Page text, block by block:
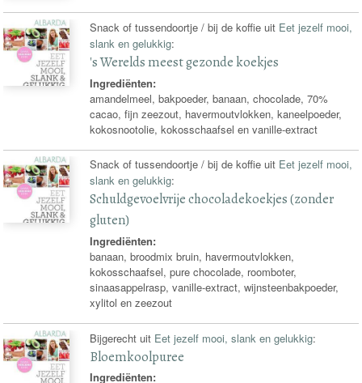
Snack of tussendoortje / bij de koffie uit Eet jezelf mooi,
slank en gelukkig:
's Werelds meest gezonde koekjes
Ingrediënten:
amandelmeel, bakpoeder, banaan, chocolade, 70%
cacao, fijn zeezout, havermoutvlokken, kaneelpoeder,
kokosnootolie, kokosschaafsel en vanille-extract
Snack of tussendoortje / bij de koffie uit Eet jezelf mooi,
slank en gelukkig:
Schuldgevoelvrije chocoladekoekjes (zonder
gluten)
Ingrediënten:
banaan, broodmix bruin, havermoutvlokken,
kokosschaafsel, pure chocolade, roomboter,
sinaasappelrasp, vanille-extract, wijnsteenbakpoeder,
xylitol en zeezout
Bijgerecht uit Eet jezelf mooi, slank en gelukkig:
Bloemkoolpuree
Ingrediënten: